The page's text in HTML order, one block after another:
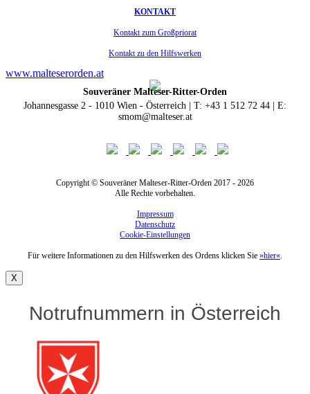
KONTAKT
Kontakt zum Großpriorat
Kontakt zu den Hilfswerken
www.malteserorden.at
Souveräner Malteser-Ritter-Orden
Johannesgasse 2 - 1010 Wien - Österreich | T: +43 1 512 72 44 | E:
smom@malteser.at
Copyright © Souveräner Malteser-Ritter-Orden 2017 - 2026
Alle Rechte vorbehalten.
Impressum
Datenschutz
Cookie-Einstellungen
Für weitere Informationen zu den Hilfswerken des Ordens klicken Sie »hier«
X
Notrufnummern in Österreich